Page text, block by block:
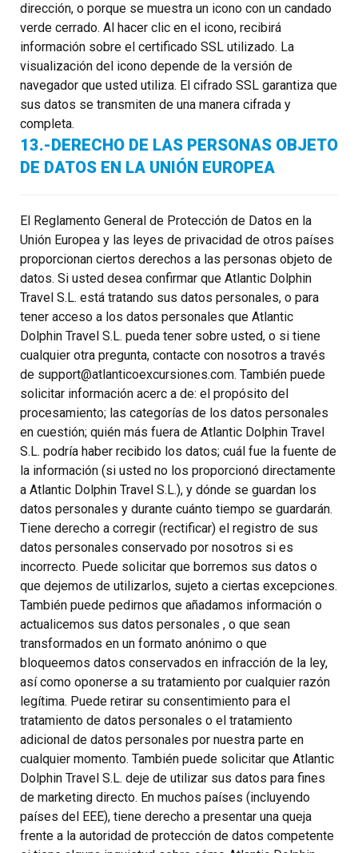
dirección, o porque se muestra un icono con un candado
verde cerrado. Al hacer clic en el icono, recibirá
información sobre el certificado SSL utilizado. La
visualización del icono depende de la versión de
navegador que usted utiliza. El cifrado SSL garantiza que
sus datos se transmiten de una manera cifrada y
completa.
13.-DERECHO DE LAS PERSONAS OBJETO
DE DATOS EN LA UNIÓN EUROPEA
El Reglamento General de Protección de Datos en la
Unión Europea y las leyes de privacidad de otros países
proporcionan ciertos derechos a las personas objeto de
datos. Si usted desea confirmar que Atlantic Dolphin
Travel S.L. está tratando sus datos personales, o para
tener acceso a los datos personales que Atlantic
Dolphin Travel S.L. pueda tener sobre usted, o si tiene
cualquier otra pregunta, contacte con nosotros a través
de support@atlanticoexcursiones.com. También puede
solicitar información acerc a de: el propósito del
procesamiento; las categorías de los datos personales
en cuestión; quién más fuera de Atlantic Dolphin Travel
S.L. podría haber recibido los datos; cuál fue la fuente de
la información (si usted no los proporcionó directamente
a Atlantic Dolphin Travel S.L.), y dónde se guardan los
datos personales y durante cuánto tiempo se guardarán.
Tiene derecho a corregir (rectificar) el registro de sus
datos personales conservado por nosotros si es
incorrecto. Puede solicitar que borremos sus datos o
que dejemos de utilizarlos, sujeto a ciertas excepciones.
También puede pedirnos que añadamos información o
actualicemos sus datos personales , o que sean
transformados en un formato anónimo o que
bloqueemos datos conservados en infracción de la ley,
así como oponerse a su tratamiento por cualquier razón
legítima. Puede retirar su consentimiento para el
tratamiento de datos personales o el tratamiento
adicional de datos personales por nuestra parte en
cualquier momento. También puede solicitar que Atlantic
Dolphin Travel S.L. deje de utilizar sus datos para fines
de marketing directo. En muchos países (incluyendo
países del EEE), tiene derecho a presentar una queja
frente a la autoridad de protección de datos competente